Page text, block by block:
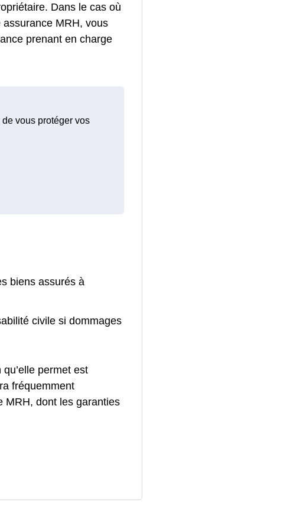
Dans le cas où
MRH, vous
prenant en charge
vous protéger vos
biens assurés à
civile si dommages
permet est
fréquemment
MRH, dont les garanties